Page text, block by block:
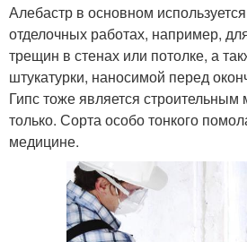
Алебастр в основном
отделочных работах, например,
трещин в стенах или потолке, а
штукатурки, наносимой перед
Гипс тоже является
только. Сорта особо тонкого
медицине.